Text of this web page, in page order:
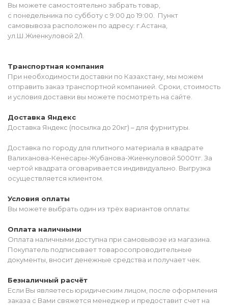
Вы можете самостоятельно забрать товар,
с понедельника по субботу с 9:00 до 19:00. Пункт
самовывоза расположен по адресу: г.Астана,
ул.Ш.Жиенкуловой 2/1.
Транспортная компания
При необходимости доставки по Казахстану, мы можем
отправить заказ транспортной компанией. Сроки, стоимость
и условия доставки вы можете посмотреть на сайте.
Доставка Яндекс
Доставка Яндекс (посылка до 20кг) – для фурнитуры.
Доставка по городу для плитного материала в квадрате
Валиханова-Кенесары-Жубанова-Жиенкуловой 5000тг. За
чертой квадрата оговаривается индивидуально. Выгрузка
осуществляется клиентом.
Условия оплаты
Вы можете выбрать один из трёх вариантов оплаты:
Оплата наличными
Оплата наличными доступна при самовывозе из магазина.
Покупатель подписывает товаросопроводительные
документы, вносит денежные средства и получает чек.
Безналичный расчёт
Если Вы являетесь юридическим лицом, после оформления
заказа с Вами свяжется менеджер и предоставит счет на